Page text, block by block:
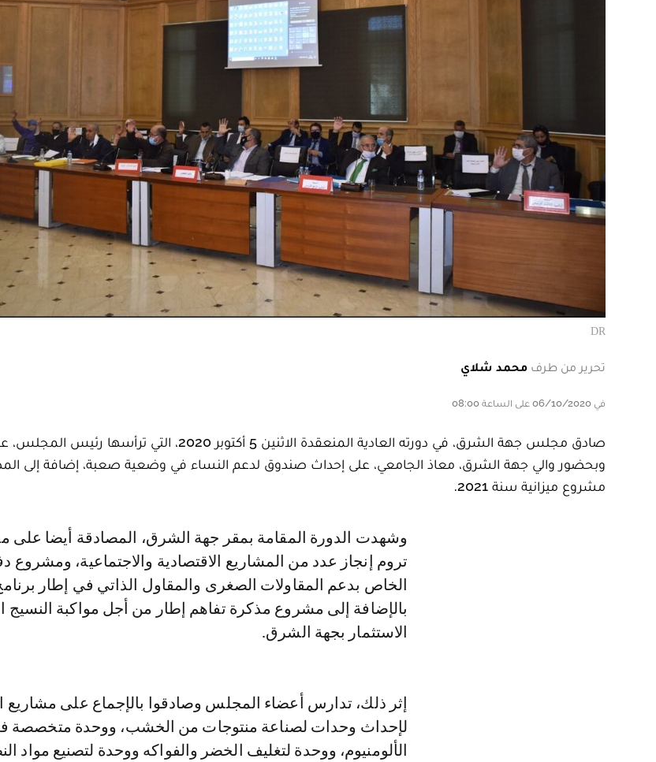
DR
تحرير من طرف محمد شلاي
في 06/10/2020 على الساعة 08:00
صادق مجلس جهة الشرق، في دورته العادية المنعقدة الاثنين 5 أكتوبر 2020،
وبحضور والي جهة الشرق، معاذ الجامعي، على إحداث صندوق لدعم النساء في وضعية صعبة، إضافة إلى
مشروع ميزانية سنة 2021.
وشهدت الدورة المقامة بمقر جهة الشرق، المصادقة أيضا على مشاريع اتفاقيات
تروم إنجاز عدد من المشاريع الاقتصادية والاجتماعية، ومشروع
الخاص بدعم المقاولات الصغرى والمقاول الذاتي في إطار
بالإضافة إلى مشروع مذكرة تفاهم إطار من أجل مواكبة النسيج
الاستثمار بجهة الشرق.
إثر ذلك، تدارس أعضاء المجلس وصادقوا بالإجماع على مشاريع
لإحداث وحدات لصناعة منتوجات من الخشب، ووحدة متخصصة
الألومنيوم، ووحدة لتغليف الخضر والفواكه ووحدة لتصنيع مواد